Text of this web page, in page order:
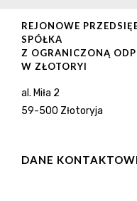
REJONOWE
SPÓŁKA
Z OGRANICZONĄ
W ZŁOTORYI
al. Miła 2
59-500 Złotoryja
DANE